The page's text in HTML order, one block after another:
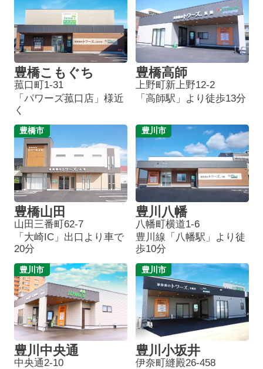
豊橋こもぐち
菰口町1-31
「パワーズ菰口店」様近
く
豊橋高師
上野町新上野12-2
「高師駅」より徒歩13分
豊橋市
豊橋山田
山田三番町62-7
「大崎IC」出口より車で
20分
豊川市
豊川八幡
八幡町横道1-6
豊川線「八幡駅」より徒
歩10分
豊川市
豊川中央通
中央通2-10
豊川市
豊川小坂井
伊奈町縫殿26-458